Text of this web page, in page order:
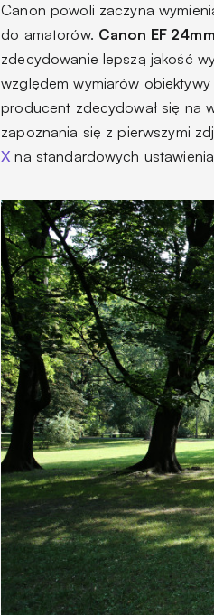
Canon powoli zaczyna
do amatorów. Canon EF
zdecydowanie lepszą jakość
względem wymiarów
producent zdecydował się na
zapoznania się z pierwszymi
X na standardowych